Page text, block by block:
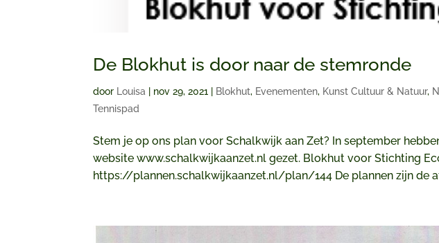
De Blokhut is door naar de stemronde
door Louisa | nov 29, 2021 | Blokhut, Evenementen, Kunst Cultuur & Natuur,
Tennispad
Stem je op ons plan voor Schalkwijk aan Zet? In september
website www.schalkwijkaanzet.nl gezet. Blokhut voor Stichting
https://plannen.schalkwijkaanzet.nl/plan/144 De plannen zijn de